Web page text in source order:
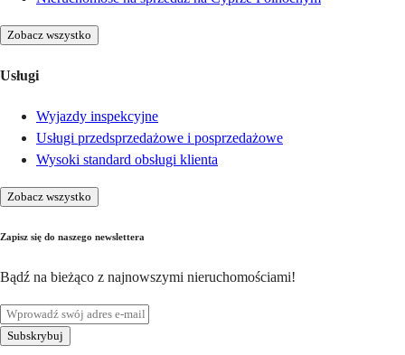
Zobacz wszystko
Usługi
Wyjazdy inspekcyjne
Usługi przedsprzedażowe i posprzedażowe
Wysoki standard obsługi klienta
Zobacz wszystko
Zapisz się do naszego newslettera
Bądź na bieżąco z najnowszymi nieruchomościami!
Subskrybuj